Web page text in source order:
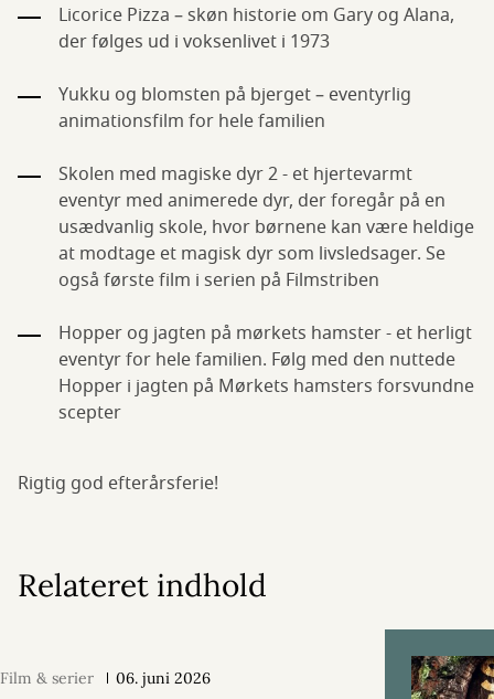
Licorice Pizza – skøn historie om Gary og Alana,
der følges ud i voksenlivet i 1973
Yukku og blomsten på bjerget – eventyrlig
animationsfilm for hele familien
Skolen med magiske dyr 2 - et hjertevarmt
eventyr med animerede dyr, der foregår på en
usædvanlig skole, hvor børnene kan være heldige
at modtage et magisk dyr som livsledsager. Se
også første film i serien på Filmstriben
Hopper og jagten på mørkets hamster - et herligt
eventyr for hele familien. Følg med den nuttede
Hopper i jagten på Mørkets hamsters forsvundne
scepter
Rigtig god efterårsferie!
Relateret indhold
Film & serier 06. juni 2026